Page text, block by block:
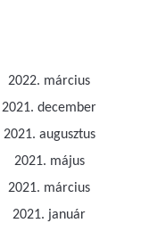
2022. március
2021. december
2021. augusztus
2021. május
2021. március
2021. január